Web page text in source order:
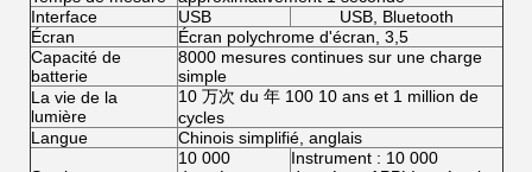
Interface
USB
USB, Bluetooth
Écran
Écran polychrome d'écran, 3,5
Capacité de
batterie
8000 mesures continues sur une charge
simple
La vie de la
lumière
10 万次 du 年 100 10 ans et 1 million de
cycles
Langue
Chinois simplifié, anglais
10 000
Instrument : 10 000